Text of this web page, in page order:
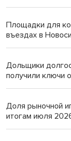
Площадки для
въездах в
Дольщики
получили ключи
Доля рыночной
итогам июля